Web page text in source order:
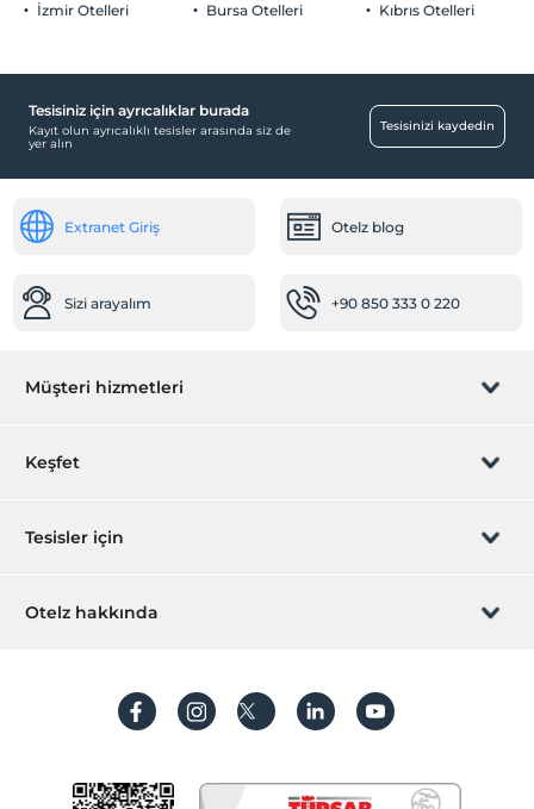
İzmir Otelleri Bursa Otelleri Kıbrıs Otelleri
Tesisiniz için ayrıcalıklar burada
Kayıt olun ayrıcalıklı tesisler arasında siz de
yer alın
Tesisinizi kaydedin
Extranet Giriş Otelz blog
Sizi arayalım +90 850 333 0 220
Müşteri hizmetleri
Rezervasyon yönet
Sıkça sorulan sorular
Keşfet
Hediye Kart
Hesap oluştur
Tesisler için
Hemen tesisinizi ekleyin
Otelz hakkında
Koşullar ve şartlar